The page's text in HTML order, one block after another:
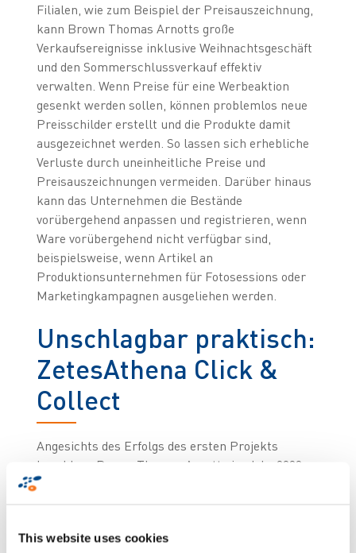
This website uses cookies
Filialen, wie zum Beispiel der Preisauszeichnung,
kann Brown Thomas Arnotts große
Verkaufsereignisse inklusive Weihnachtsgeschäft
und den Sommerschlussverkauf effektiv
verwalten. Wenn Preise für eine Werbeaktion
gesenkt werden sollen, können problemlos neue
Preisschilder erstellt und die Produkte damit
ausgezeichnet werden. So lassen sich erhebliche
Verluste durch uneinheitliche Preise und
Preisauszeichnungen vermeiden. Darüber hinaus
kann das Unternehmen die Bestände
vorübergehend anpassen und registrieren, wenn
Ware vorübergehend nicht verfügbar sind,
beispielsweise, wenn Artikel an
Produktionsunternehmen für Fotosessions oder
Marketingkampagnen ausgeliehen werden.
Unschlagbar praktisch:
ZetesAthena Click &
Collect
Angesichts des Erfolgs des ersten Projekts
beschloss Brown Thomas Arnotts im Jahr 2022,
die Nutzung der Lösung um das Modul
Weihnachtsgeschäft war die Lösung einsatzbereit